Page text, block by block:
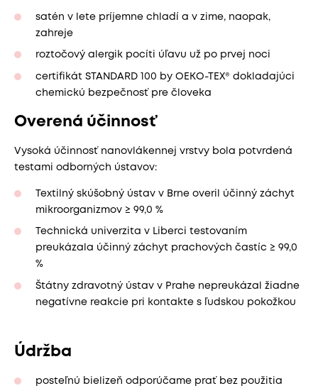
satén v lete príjemne chladí a v zime, naopak,
zahreje
roztočový alergik pocíti úľavu už po prvej noci
certifikát STANDARD 100 by OEKO-TEX® dokladajúci
chemickú bezpečnosť pre človeka
Overená účinnosť
Vysoká účinnosť nanovlákennej vrstvy bola potvrdená
testami odborných ústavov:
Textilný skúšobný ústav v Brne overil účinný záchyt
mikroorganizmov ≥ 99,0 %
Technická univerzita v Liberci testovaním
preukázala účinný záchyt prachových častíc ≥ 99,0
%
Štátny zdravotný ústav v Prahe nepreukázal žiadne
negatívne reakcie pri kontakte s ľudskou pokožkou
Údržba
posteľnú bielizeň odporúčame prať bez použitia